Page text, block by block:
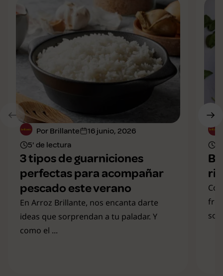
Por Brillante
16 junio, 2026
5' de lectura
3 tipos de guarniciones
perfectas para acompañar
pescado este verano
En Arroz Brillante, nos encanta darte
ideas que sorprendan a tu paladar. Y
como el ...